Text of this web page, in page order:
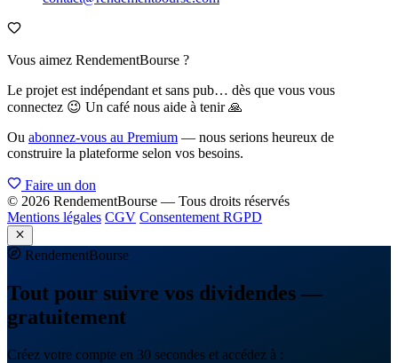
Vous aimez RendementBourse ?
Le projet est indépendant et sans pub… dès que vous vous
connectez 😉 Un café nous aide à tenir 🙏
Ou abonnez-vous au Premium — nous serions heureux de
construire la plateforme selon vos besoins.
Faire un don
© 2026 RendementBourse — Tous droits réservés
Mentions légales CGV Consentement RGPD
RendementBourse
Tout pour suivre vos dividendes —
gratuitement
Créez votre compte en 30 secondes et accédez à :